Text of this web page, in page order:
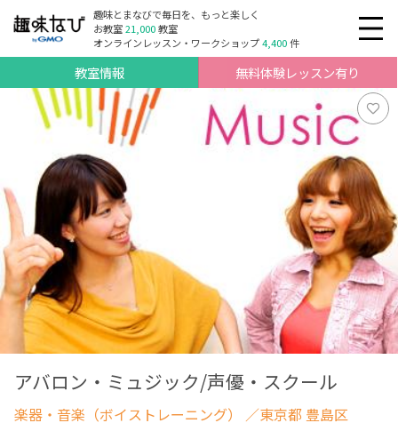
趣味とまなびで毎日を、もっと楽しく
お教室21,000教室
オンラインレッスン・ワークショップ4,400件
教室情報 無料体験レッスン有り
アバロン・ミュジック/声優・スクール
楽器・音楽（ボイストレーニング） ／東京都 豊島区